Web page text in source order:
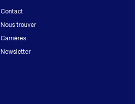
Contact
Nous trouver
Carrières
Newsletter